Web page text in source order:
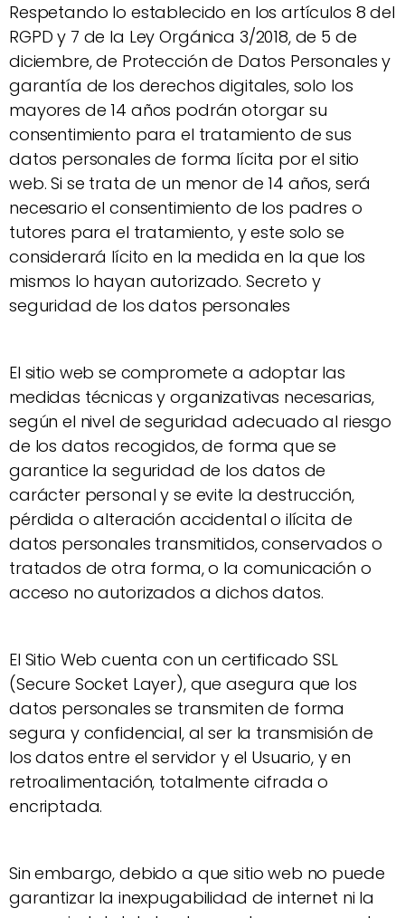
Respetando lo establecido en los artículos 8 del
RGPD y 7 de la Ley Orgánica 3/2018, de 5 de
diciembre, de Protección de Datos Personales y
garantía de los derechos digitales, solo los
mayores de 14 años podrán otorgar su
consentimiento para el tratamiento de sus
datos personales de forma lícita por el sitio
web. Si se trata de un menor de 14 años, será
necesario el consentimiento de los padres o
tutores para el tratamiento, y este solo se
considerará lícito en la medida en la que los
mismos lo hayan autorizado. Secreto y
seguridad de los datos personales
El sitio web se compromete a adoptar las
medidas técnicas y organizativas necesarias,
según el nivel de seguridad adecuado al riesgo
de los datos recogidos, de forma que se
garantice la seguridad de los datos de
carácter personal y se evite la destrucción,
pérdida o alteración accidental o ilícita de
datos personales transmitidos, conservados o
tratados de otra forma, o la comunicación o
acceso no autorizados a dichos datos.
El Sitio Web cuenta con un certificado SSL
(Secure Socket Layer), que asegura que los
datos personales se transmiten de forma
segura y confidencial, al ser la transmisión de
los datos entre el servidor y el Usuario, y en
retroalimentación, totalmente cifrada o
encriptada.
Sin embargo, debido a que sitio web no puede
garantizar la inexpugabilidad de internet ni la